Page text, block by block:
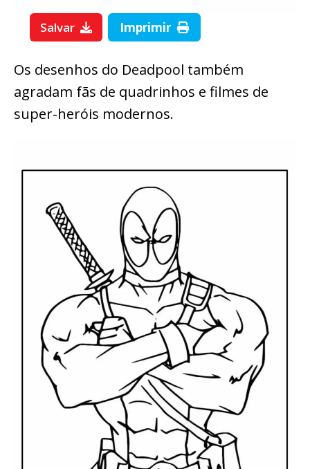
Salvar Imprimir
Os desenhos do Deadpool também
agradam fãs de quadrinhos e filmes de
super-heróis modernos.